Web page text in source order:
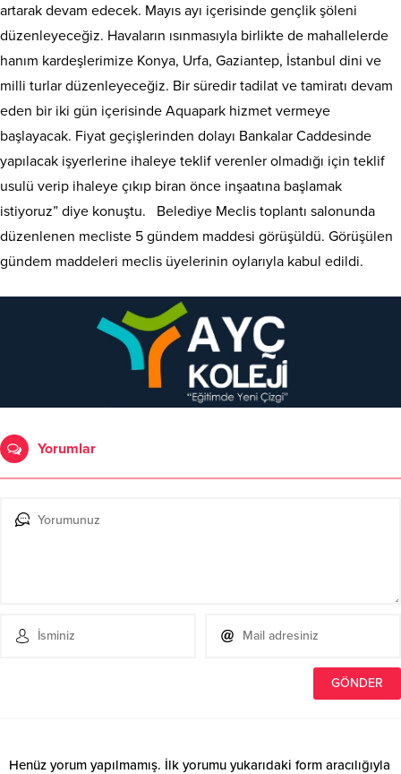
artarak devam edecek. Mayıs ayı içerisinde gençlik şöleni
düzenleyeceğiz. Havaların ısınmasıyla birlikte de mahallelerde
hanım kardeşlerimize Konya, Urfa, Gaziantep, İstanbul dini ve
milli turlar düzenleyeceğiz. Bir süredir tadilat ve tamiratı devam
eden bir iki gün içerisinde Aquapark hizmet vermeye
başlayacak. Fiyat geçişlerinden dolayı Bankalar Caddesinde
yapılacak işyerlerine ihaleye teklif verenler olmadığı için teklif
usulü verip ihaleye çıkıp biran önce inşaatına başlamak
istiyoruz” diye konuştu. Belediye Meclis toplantı salonunda
düzenlenen mecliste 5 gündem maddesi görüşüldü. Görüşülen
gündem maddeleri meclis üyelerinin oylarıyla kabul edildi.
Yorumlar
Henüz yorum yapılmamış. İlk yorumu yukarıdaki form aracılığıyla